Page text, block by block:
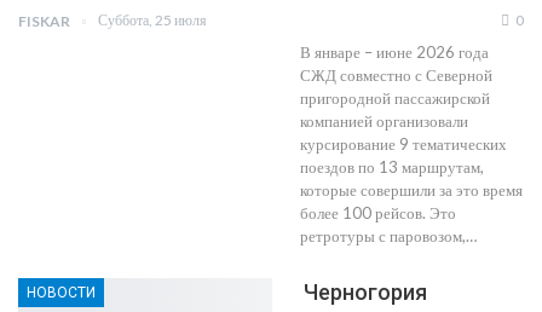
FISKAR Суббота, 25 июля 0
В январе – июне 2026 года
СЖД совместно с Северной
пригородной пассажирской
компанией организовали
курсирование 9 тематических
поездов по 13 маршрутам,
которые совершили за это время
более 100 рейсов. Это
ретротуры с паровозом,…
НОВОСТИ
Черногория